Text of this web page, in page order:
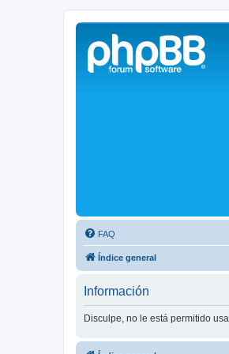
Solax FAQ
Lugar para intercambiar dudas
FAQ
Índice general
Información
Disculpe, no le está permitido